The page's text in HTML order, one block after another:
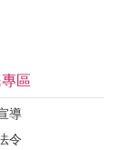
區
導
令